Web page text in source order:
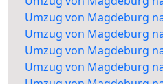
Umzug von Magdeburg
Umzug von Magdeburg
Umzug von Magdeburg
Umzug von Magdeburg